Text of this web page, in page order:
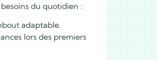
du quotidien :
adaptable.
lors des premiers